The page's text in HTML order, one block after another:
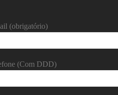
(obrigatório)
(Com DDD)